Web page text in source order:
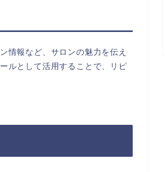
情報など、サロンの魅力を伝え
ルとして活用することで、リピ